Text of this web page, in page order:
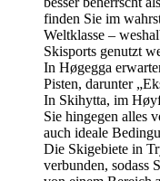
finden Sie im
Weltklasse –
Skisports genutzt
In Høgegga
Pisten, darunter
In Skihytta, im
Sie hingegen alles
auch ideale
Die Skigebiete in
verbunden, sodass